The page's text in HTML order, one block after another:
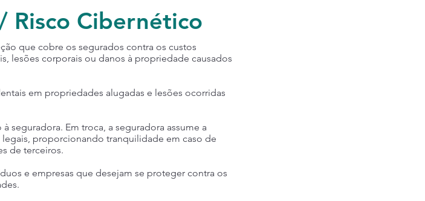
Risco Cibernético
que cobre os segurados contra os custos
lesões corporais ou danos à propriedade causados
em propriedades alugadas e lesões ocorridas
seguradora. Em troca, a seguradora assume a
proporcionando tranquilidade em caso de
de terceiros.
e empresas que desejam se proteger contra os